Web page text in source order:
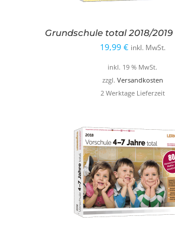
Grundschule total 2018/2019
19,99 € inkl. MwSt.
inkl. 19 % MwSt.
zzgl. Versandkosten
2 Werktage Lieferzeit